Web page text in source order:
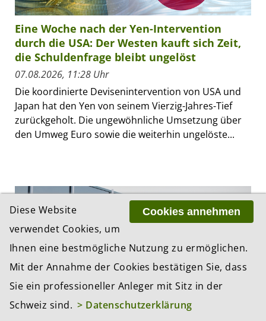
Eine Woche nach der Yen-Intervention
durch die USA: Der Westen kauft sich Zeit,
die Schuldenfrage bleibt ungelöst
07.08.2026, 11:28 Uhr
Die koordinierte Devisenintervention von USA und
Japan hat den Yen von seinem Vierzig-Jahres-Tief
zurückgeholt. Die ungewöhnliche Umsetzung über
den Umweg Euro sowie die weiterhin ungelöste...
Cookies annehmen
Diese Website
verwendet Cookies, um
Ihnen eine bestmögliche Nutzung zu ermöglichen.
Mit der Annahme der Cookies bestätigen Sie, dass
Sie ein professioneller Anleger mit Sitz in der
Schweiz sind. > Datenschutzerklärung